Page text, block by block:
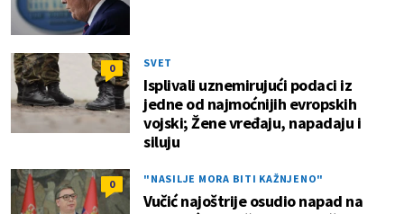
0 SVET
Isplivali uznemirujući podaci iz
jedne od najmoćnijih evropskih
vojski; Žene vređaju, napadaju i
siluju
0 "NASILJE MORA BITI KAŽNJENO"
Vučić najoštrije osudio napad na